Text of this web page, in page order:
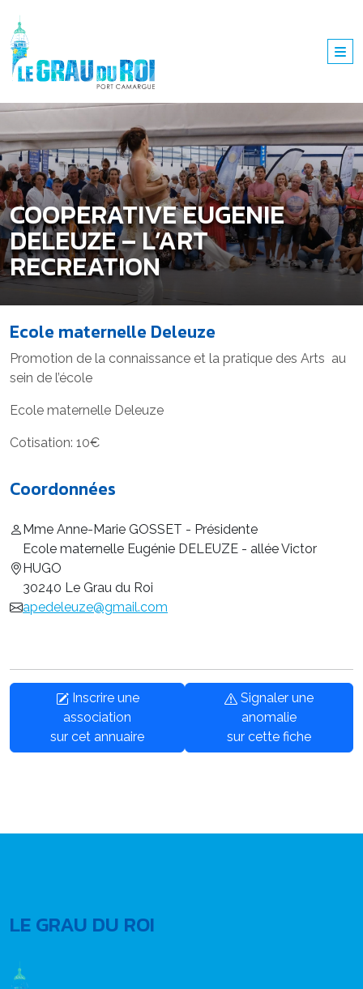
COOPERATIVE EUGENIE
DELEUZE – L’ART
RECREATION
Ecole maternelle Deleuze
Promotion de la connaissance et la pratique des Arts au
sein de l’école
Ecole maternelle Deleuze
Cotisation: 10€
Coordonnées
Mme Anne-Marie GOSSET - Présidente
Ecole maternelle Eugénie DELEUZE - allée Victor
HUGO
30240 Le Grau du Roi
apedeleuze@gmail.com
Inscrire une
association
sur cet annuaire
Signaler une
anomalie
sur cette fiche
LE GRAU DU ROI